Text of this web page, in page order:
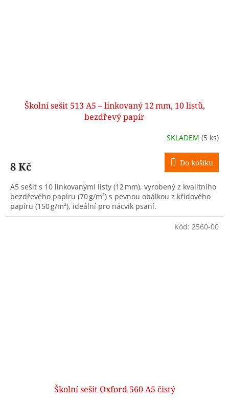
Školní sešit 513 A5 – linkovaný 12 mm, 10 listů,
bezdřevý papír
SKLADEM (5 ks)
8 Kč Do košíku
A5 sešit s 10 linkovanými listy (12 mm), vyrobený z kvalitního
bezdřevého papíru (70 g/m²) s pevnou obálkou z křídového
papíru (150 g/m²), ideální pro nácvik psaní.
Školní sešit Oxford 560 A5 čistý
Kód: 2560-00